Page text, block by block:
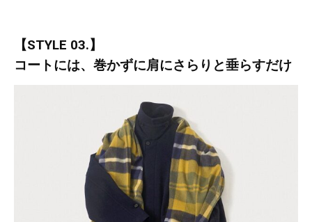
【STYLE 03.】
コートには、巻かずに肩にさらりと垂らすだけ